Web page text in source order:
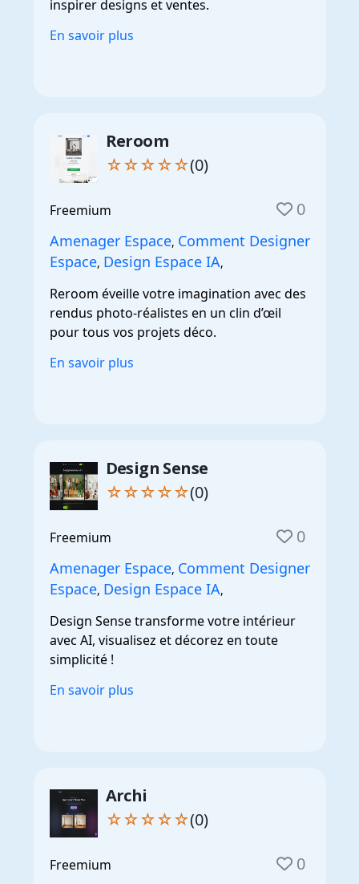
inspirer designs et ventes.
En savoir plus
Reroom
☆☆☆☆☆(0)
Freemium 0
Amenager Espace, Comment Designer
Espace, Design Espace IA,
Reroom éveille votre imagination avec des
rendus photo-réalistes en un clin d’œil
pour tous vos projets déco.
En savoir plus
Design Sense
☆☆☆☆☆(0)
Freemium 0
Amenager Espace, Comment Designer
Espace, Design Espace IA,
Design Sense transforme votre intérieur
avec AI, visualisez et décorez en toute
simplicité !
En savoir plus
Archi
☆☆☆☆☆(0)
Freemium 0